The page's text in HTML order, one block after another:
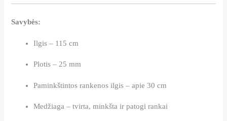
Savybės:
Ilgis – 115 cm
Plotis – 25 mm
Paminkštintos rankenos ilgis – apie 30 cm
Medžiaga – tvirta, minkšta ir patogi rankai